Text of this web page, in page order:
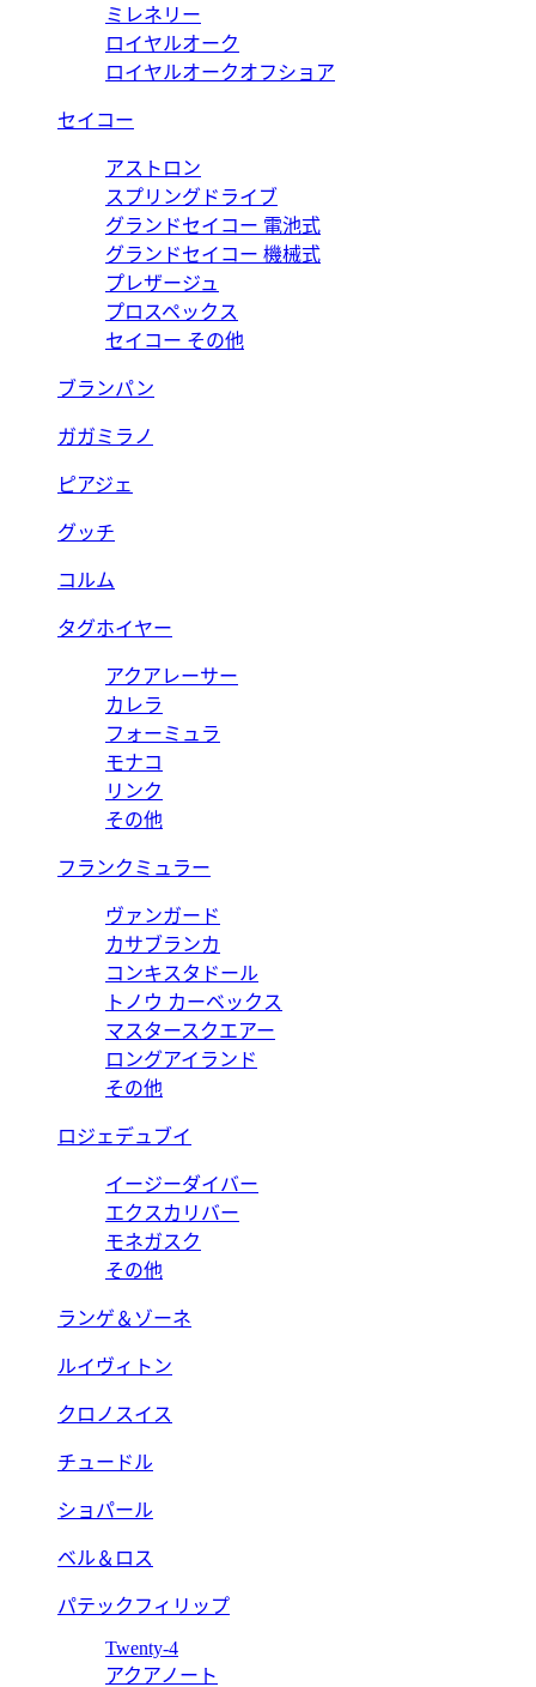
ミレネリー
ロイヤルオーク
ロイヤルオークオフショア
セイコー
アストロン
スプリングドライブ
グランドセイコー 電池式
グランドセイコー 機械式
プレザージュ
プロスペックス
セイコー その他
ブランパン
ガガミラノ
ピアジェ
グッチ
コルム
タグホイヤー
アクアレーサー
カレラ
フォーミュラ
モナコ
リンク
その他
フランクミュラー
ヴァンガード
カサブランカ
コンキスタドール
トノウ カーベックス
マスタースクエアー
ロングアイランド
その他
ロジェデュブイ
イージーダイバー
エクスカリバー
モネガスク
その他
ランゲ＆ゾーネ
ルイヴィトン
クロノスイス
チュードル
ショパール
ベル＆ロス
パテックフィリップ
Twenty-4
アクアノート